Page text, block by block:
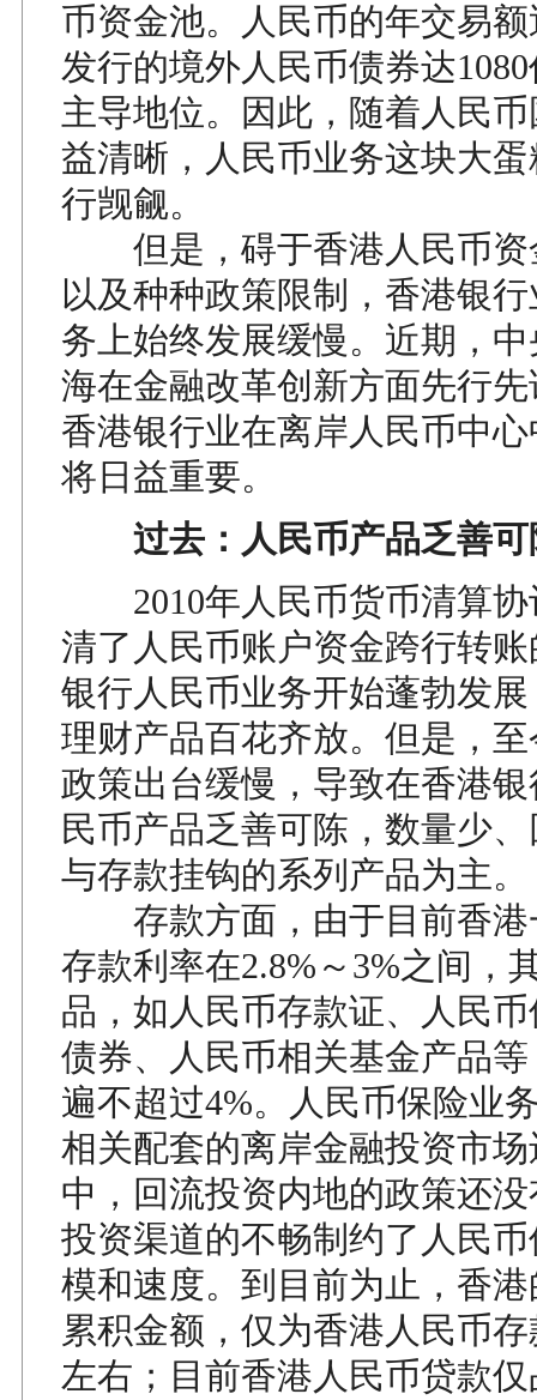
币资金池。人民币的年交易
发行的境外人民币债券达
主导地位。因此，随着人民
益清晰，人民币业务这块大
行觊觎。
但是，碍于香港人民币资
以及种种政策限制，香港银
务上始终发展缓慢。近期，
海在金融改革创新方面先行
香港银行业在离岸人民币中
将日益重要。
过去：人民币产品乏善可
2010年人民币货币清算协
清了人民币账户资金跨行转
银行人民币业务开始蓬勃发
理财产品百花齐放。但是，
政策出台缓慢，导致在香港
民币产品乏善可陈，数量少
与存款挂钩的系列产品为主。
存款方面，由于目前香港
存款利率在2.8%～3%之间，
品，如人民币存款证、人民
债券、人民币相关基金产品
遍不超过4%。人民币保险业
相关配套的离岸金融投资市
中，回流投资内地的政策还
投资渠道的不畅制约了人民
模和速度。到目前为止，香
累积金额，仅为香港人民币
左右；目前香港人民币贷款